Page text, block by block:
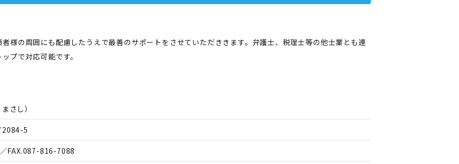
様の周囲にも配慮したうえで最善のサポートをさせていただききます。弁護士、税理士等の他士業とも連
プで対応可能です。
さし）
2084-5
／FAX.087-816-7088